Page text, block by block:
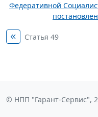
Федеративной
Статья 49
© НПП "Гарант-Сервис",